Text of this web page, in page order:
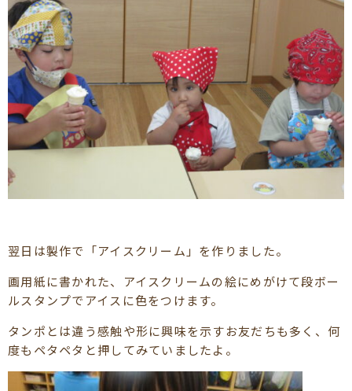
翌日は製作で「アイスクリーム」を作りました。
画用紙に書かれた、アイスクリームの絵にめがけて段ボー
ルスタンプでアイスに色をつけます。
タンポとは違う感触や形に興味を示すお友だちも多く、何
度もペタペタと押してみていましたよ。